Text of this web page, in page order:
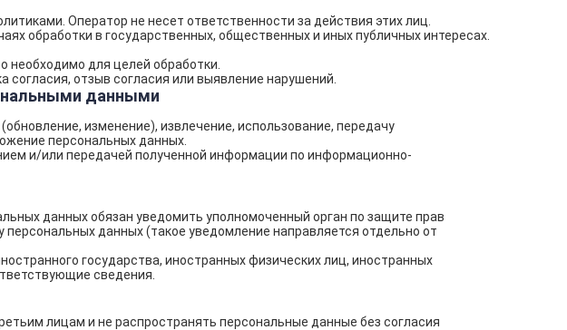
Оператор не несет ответственности за действия этих лиц.
обработки в государственных, общественных и иных публичных интересах.
для целей обработки.
отзыв согласия или выявление нарушений.
данными
изменение), извлечение, использование, передачу
персональных данных.
и/или передачей полученной информации по информационно-
данных обязан уведомить уполномоченный орган по защите прав
данных (такое уведомление направляется отдельно от
государства, иностранных физических лиц, иностранных
сведения.
лицам и не распространять персональные данные без согласия